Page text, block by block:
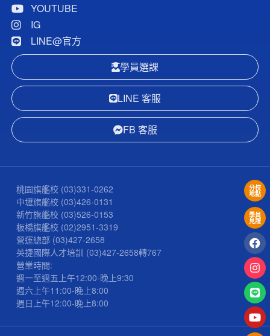
YOUTUBE
IG
LINE@官方
學員選課
LINE 客服
FB 客服
桃園旗艦校 (03)331-0262
中壢旗艦校 (03)426-0131
新竹旗艦校 (03)526-0153
板橋旗艦校 (02)2951-3319
營運總部 (03)427-2658
英捷國際人才培訓 (03)427-2658轉767
營業時間:
週一至週五上午12:00-晚上9:30
週六上午11:00-晚上8:00
週日上午12:00-晚上8:00
分校
地點
學員
見證